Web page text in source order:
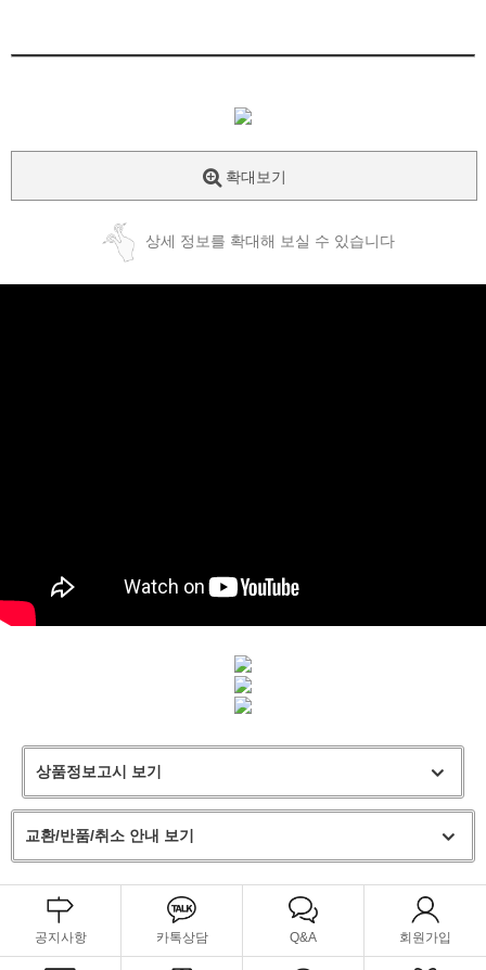
확대보기
상세 정보를 확대해 보실 수 있습니다
상품정보고시 보기
교환/반품/취소 안내 보기
공지사항 카톡상담 Q&A 회원가입